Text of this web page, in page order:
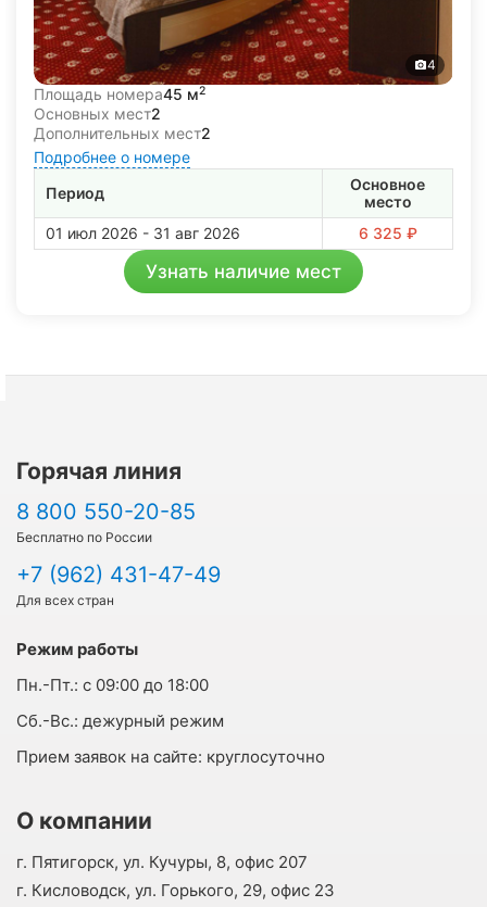
4
Площадь номера45 м2
Основных мест2
Дополнительных мест2
Подробнее о номере
Период
Основное
место
01 июл 2026 - 31 авг 2026
6 325 ₽
Узнать наличие мест
Горячая линия
8 800 550-20-85
Бесплатно по России
+7 (962) 431-47-49
Для всех стран
Режим работы
Пн.-Пт.: с 09:00 до 18:00
Cб.-Вс.: дежурный режим
Прием заявок на сайте: круглосуточно
О компании
г. Пятигорск, ул. Кучуры, 8, офис 207
г. Кисловодск, ул. Горького, 29, офис 23